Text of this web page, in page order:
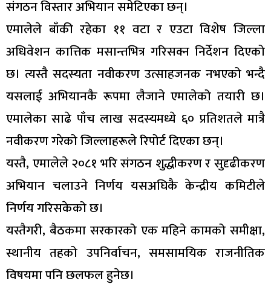
संगठन विस्तार अभियान समेटिएका छन्।
एमालेले बाँकी रहेका ११ वटा र एउटा विशेष जिल्ला
अधिवेशन कात्तिक मसान्तभित्र गरिसक्न निर्देशन दिएको
छ। त्यस्तै सदस्यता नवीकरण उत्साहजनक नभएको भन्दै
यसलाई अभियानकै रूपमा लैजाने एमालेको तयारी छ।
एमालेका साढे पाँच लाख सदस्यमध्ये ६० प्रतिशतले मात्रै
नवीकरण गरेको जिल्लाहरूले रिपोर्ट दिएका छन्।
यस्तै, एमालेले २०८१ भरि संगठन शुद्धीकरण र सुदृढीकरण
अभियान चलाउने निर्णय यसअघिकै केन्द्रीय कमिटीले
निर्णय गरिसकेको छ।
यस्तैगरी, बैठकमा सरकारको एक महिने कामको समीक्षा,
स्थानीय तहको उपनिर्वाचन, समसामयिक राजनीतिक
विषयमा पनि छलफल हुनेछ।